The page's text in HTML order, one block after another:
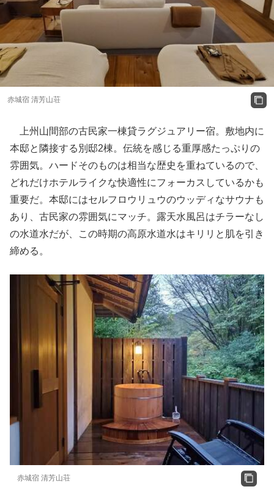
赤城宿 清芳山荘
上州山間部の古民家一棟貸ラグジュアリー宿。敷地内に
本邸と隣接する別邸2棟。伝統を感じる重厚感たっぷりの
雰囲気。ハードそのものは相当な歴史を重ねているので、
どれだけホテルライクな快適性にフォーカスしているかも
重要だ。本邸にはセルフロウリュウのウッディなサウナも
あり、古民家の雰囲気にマッチ。露天水風呂はチラーなし
の水道水だが、この時期の高原水道水はキリリと肌を引き
締める。
赤城宿 清芳山荘